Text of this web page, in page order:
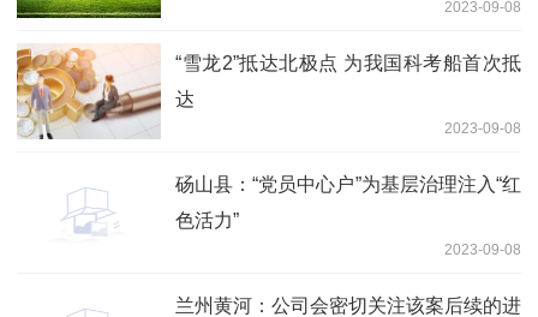
2023-09-08
“雪龙2”抵达北极点 为我国科考船首次抵
达
2023-09-08
砀山县：“党员中心户”为基层治理注入“红
色活力”
2023-09-08
兰州黄河：公司会密切关注该案后续的进